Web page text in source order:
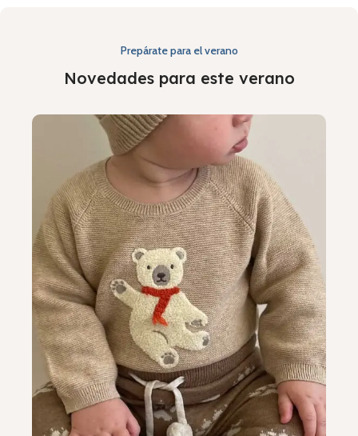
Prepárate para el verano
Novedades para este verano